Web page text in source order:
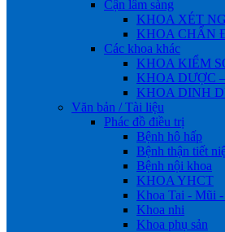
Cận lâm sàng
KHOA XÉT
KHOA CHẨN
Các khoa khác
KHOA KIỂM
KHOA DƯỢC
KHOA DINH
Văn bản / Tài liệu
Phác đồ điều trị
Bệnh hô hấp
Bệnh thận tiết
Bệnh nội khoa
KHOA YHCT
Khoa Tai - Mũi
Khoa nhi
Khoa phụ sản